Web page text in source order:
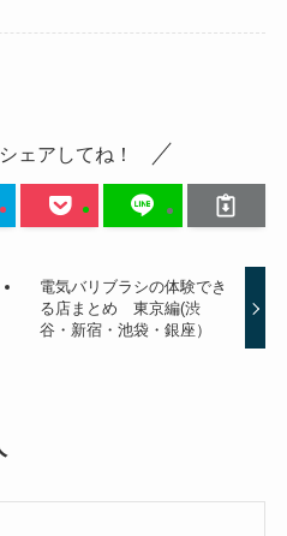
ェアしてね！
電気バリブラシの体験でき
る店まとめ 東京編(渋
谷・新宿・池袋・銀座）